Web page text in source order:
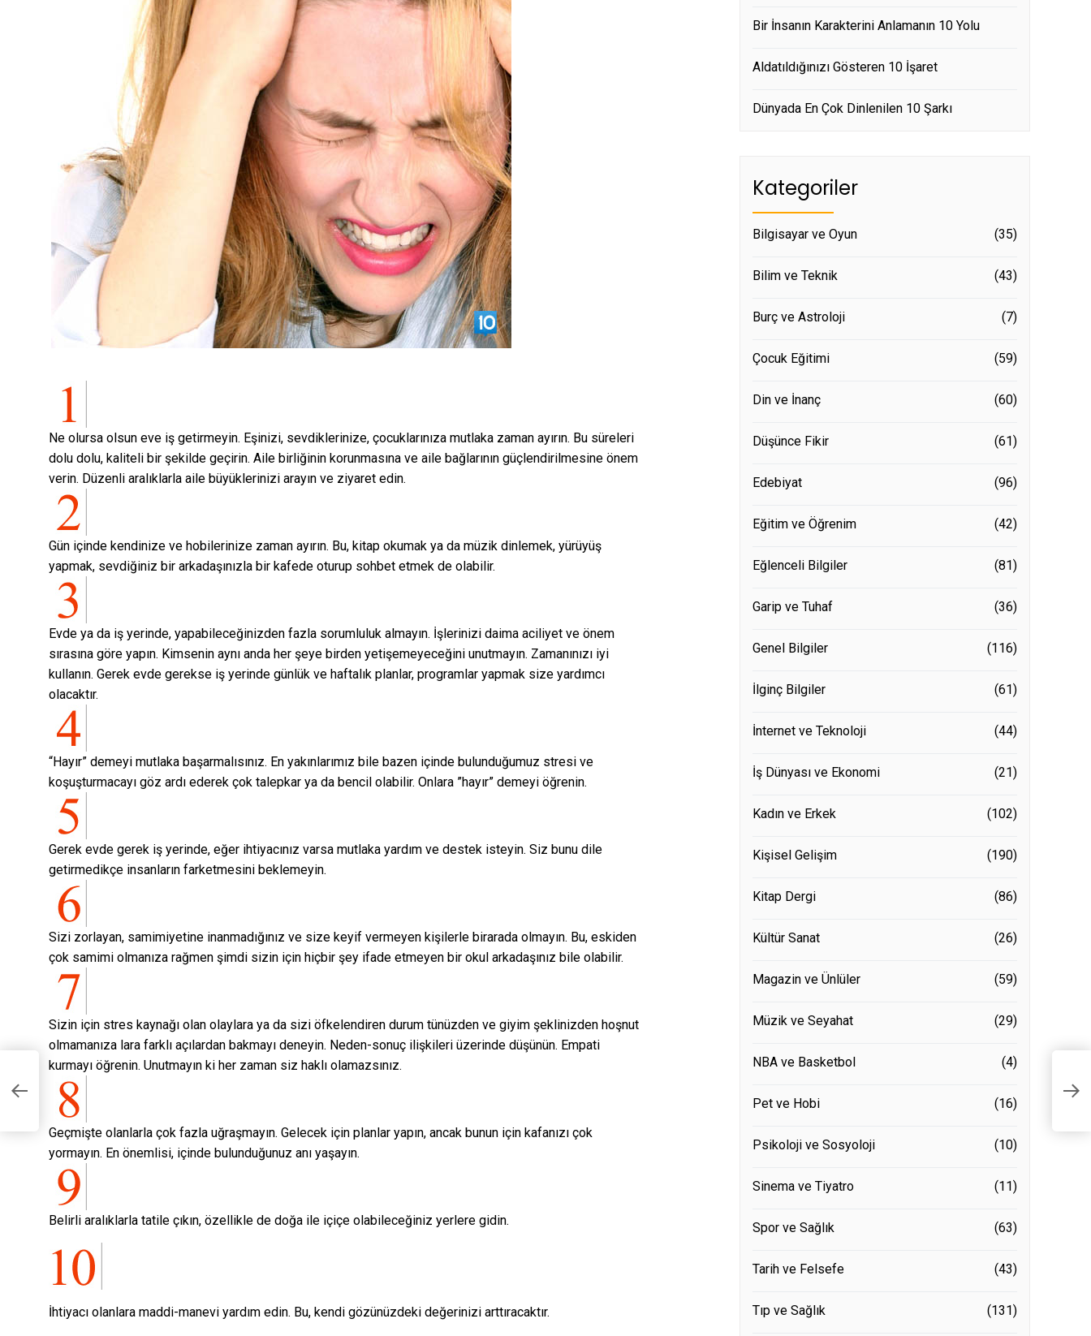
Ne olursa olsun eve iş getirmeyin. Eşinizi, sevdiklerinize, çocuklarınıza mutlaka zaman ayırın. Bu süreleri
dolu dolu, kaliteli bir şekilde geçirin. Aile birliğinin korunmasına ve aile bağlarının güçlendirilmesine önem
verin. Düzenli aralıklarla aile büyüklerinizi arayın ve ziyaret edin.
Gün içinde kendinize ve hobilerinize zaman ayırın. Bu, kitap okumak ya da müzik dinlemek, yürüyüş
yapmak, sevdiğiniz bir arkadaşınızla bir kafede oturup sohbet etmek de olabilir.
Evde ya da iş yerinde, yapabileceğinizden fazla sorumluluk almayın. İşlerinizi daima aciliyet ve önem
sırasına göre yapın. Kimsenin aynı anda her şeye birden yetişemeyeceğini unutmayın. Zamanınızı iyi
kullanın. Gerek evde gerekse iş yerinde günlük ve haftalık planlar, programlar yapmak size yardımcı
olacaktır.
“Hayır” demeyi mutlaka başarmalısınız. En yakınlarımız bile bazen içinde bulunduğumuz stresi ve
koşuşturmacayı göz ardı ederek çok talepkar ya da bencil olabilir. Onlara ”hayır” demeyi öğrenin.
Gerek evde gerek iş yerinde, eğer ihtiyacınız varsa mutlaka yardım ve destek isteyin. Siz bunu dile
getirmedikçe insanların farketmesini beklemeyin.
Sizi zorlayan, samimiyetine inanmadığınız ve size keyif vermeyen kişilerle birarada olmayın. Bu, eskiden
çok samimi olmanıza rağmen şimdi sizin için hiçbir şey ifade etmeyen bir okul arkadaşınız bile olabilir.
Sizin için stres kaynağı olan olaylara ya da sizi öfkelendiren durum tünüzden ve giyim şeklinizden hoşnut
olmamanıza lara farklı açılardan bakmayı deneyin. Neden-sonuç ilişkileri üzerinde düşünün. Empati
kurmayı öğrenin. Unutmayın ki her zaman siz haklı olamazsınız.
Geçmişte olanlarla çok fazla uğraşmayın. Gelecek için planlar yapın, ancak bunun için kafanızı çok
yormayın. En önemlisi, içinde bulunduğunuz anı yaşayın.
Belirli aralıklarla tatile çıkın, özellikle de doğa ile içiçe olabileceğiniz yerlere gidin.
İhtiyacı olanlara maddi-manevi yardım edin. Bu, kendi gözünüzdeki değerinizi arttıracaktır.
Bir İnsanın Karakterini Anlamanın 10 Yolu
Aldatıldığınızı Gösteren 10 İşaret
Dünyada En Çok Dinlenilen 10 Şarkı
Kategoriler
Bilgisayar ve Oyun (35)
Bilim ve Teknik (43)
Burç ve Astroloji (7)
Çocuk Eğitimi (59)
Din ve İnanç (60)
Düşünce Fikir (61)
Edebiyat (96)
Eğitim ve Öğrenim (42)
Eğlenceli Bilgiler (81)
Garip ve Tuhaf (36)
Genel Bilgiler (116)
İlginç Bilgiler (61)
İnternet ve Teknoloji (44)
İş Dünyası ve Ekonomi (21)
Kadın ve Erkek (102)
Kişisel Gelişim (190)
Kitap Dergi (86)
Kültür Sanat (26)
Magazin ve Ünlüler (59)
Müzik ve Seyahat (29)
NBA ve Basketbol (4)
Pet ve Hobi (16)
Psikoloji ve Sosyoloji (10)
Sinema ve Tiyatro (11)
Spor ve Sağlık (63)
Tarih ve Felsefe (43)
Tıp ve Sağlık (131)